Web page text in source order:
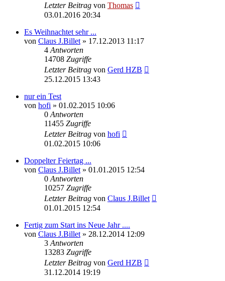
Letzter Beitrag von Thomas
03.01.2016 20:34
Es Weihnachtet sehr ...
von Claus J.Billet » 17.12.2013 11:17
4 Antworten
14708 Zugriffe
Letzter Beitrag von Gerd HZB
25.12.2015 13:43
nur ein Test
von hofi » 01.02.2015 10:06
0 Antworten
11455 Zugriffe
Letzter Beitrag von hofi
01.02.2015 10:06
Doppelter Feiertag ...
von Claus J.Billet » 01.01.2015 12:54
0 Antworten
10257 Zugriffe
Letzter Beitrag von Claus J.Billet
01.01.2015 12:54
Fertig zum Start ins Neue Jahr ....
von Claus J.Billet » 28.12.2014 12:09
3 Antworten
13283 Zugriffe
Letzter Beitrag von Gerd HZB
31.12.2014 19:19